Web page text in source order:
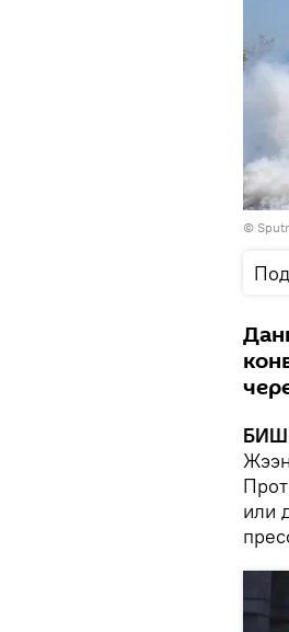
©
или